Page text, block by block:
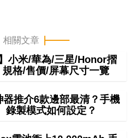
相關文章
小米/華為/三星/Honor摺
格/售價/屏幕尺寸一覽
推介6款邊部最清？手機
錄製模式如何設定？